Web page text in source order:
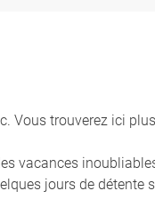
Vous trouverez ici
vacances
jours de détente